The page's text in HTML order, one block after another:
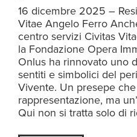
16 dicembre 2025 –
Vitae Angelo Ferro
centro servizi Civitas
la Fondazione Opera
Onlus ha rinnovato uno
sentiti e simbolici del
Vivente. Un presepe
rappresentazione, ma
Qui non si tratta solo di